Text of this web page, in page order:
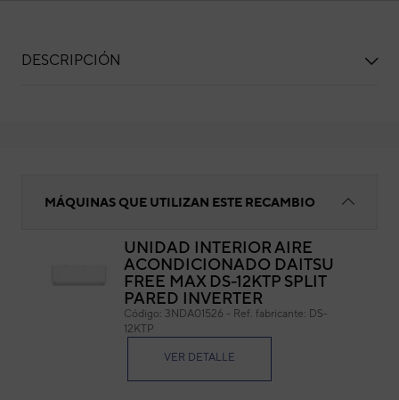
DESCRIPCIÓN
MÁQUINAS QUE UTILIZAN ESTE RECAMBIO
UNIDAD INTERIOR AIRE
ACONDICIONADO DAITSU
FREE MAX DS-12KTP SPLIT
PARED INVERTER
Código: 3NDA01526 - Ref. fabricante: DS-
12KTP
VER DETALLE